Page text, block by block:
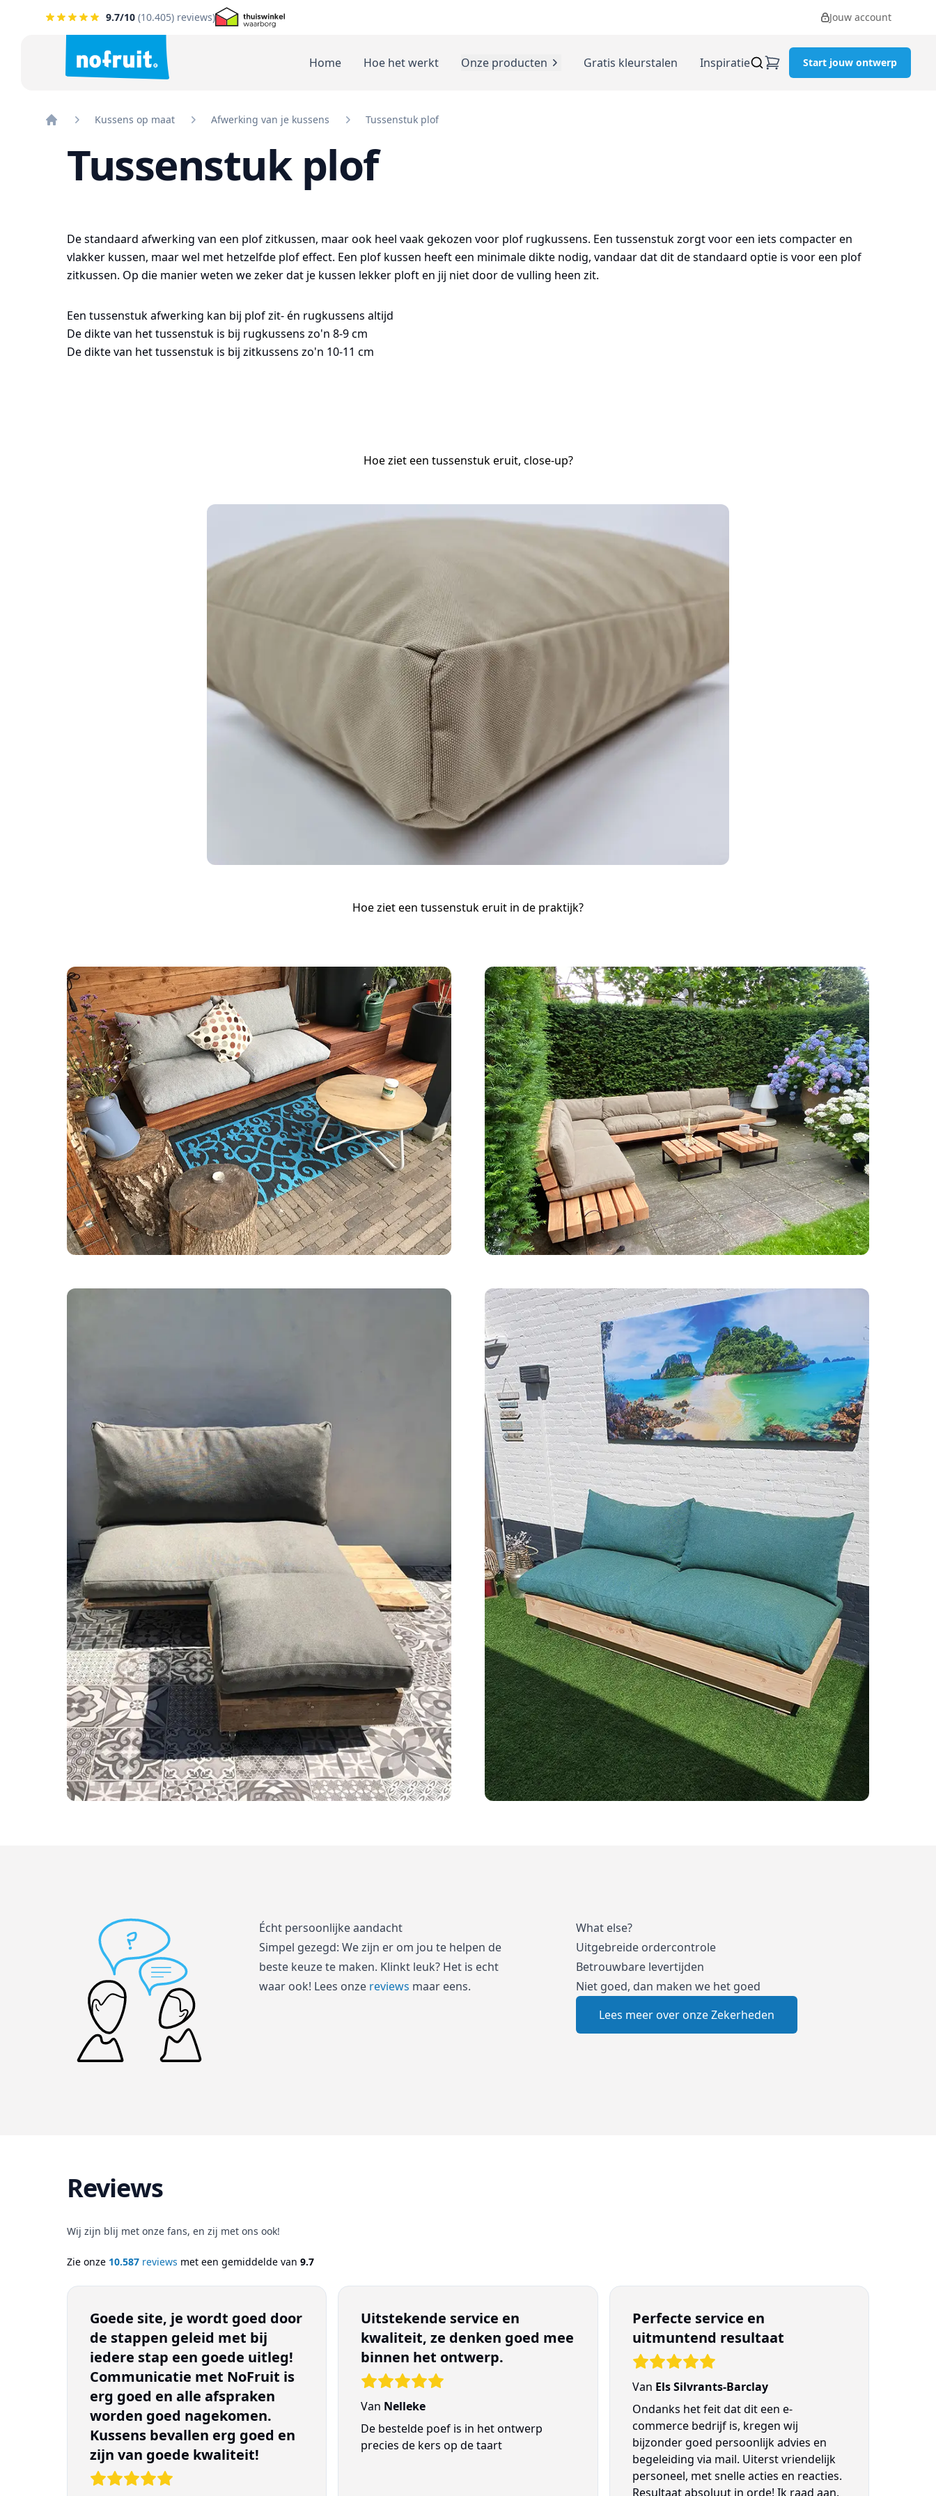
9.7/10 (10.405) reviews) Jouw account
Home Hoe het werkt Onze producten Gratis kleurstalen Inspiratie Start jouw ontwerp
Kussens op maat Afwerking van je kussens Tussenstuk plof
Tussenstuk plof
De standaard afwerking van een plof zitkussen, maar ook heel vaak gekozen voor plof rugkussens. Een tussenstuk zorgt voor een iets compacter en
vlakker kussen, maar wel met hetzelfde plof effect. Een plof kussen heeft een minimale dikte nodig, vandaar dat dit de standaard optie is voor een plof
zitkussen. Op die manier weten we zeker dat je kussen lekker ploft en jij niet door de vulling heen zit.
Een tussenstuk afwerking kan bij plof zit- én rugkussens altijd
De dikte van het tussenstuk is bij rugkussens zo'n 8-9 cm
De dikte van het tussenstuk is bij zitkussens zo'n 10-11 cm
Hoe ziet een tussenstuk eruit, close-up?
Hoe ziet een tussenstuk eruit in de praktijk?
Écht persoonlijke aandacht
Simpel gezegd: We zijn er om jou te helpen de
beste keuze te maken. Klinkt leuk? Het is echt
waar ook! Lees onze reviews maar eens.
What else?
Uitgebreide ordercontrole
Betrouwbare levertijden
Niet goed, dan maken we het goed
Lees meer over onze Zekerheden
Reviews
Wij zijn blij met onze fans, en zij met ons ook!
Zie onze 10.587 reviews met een gemiddelde van 9.7
Goede site, je wordt goed door
de stappen geleid met bij
iedere stap een goede uitleg!
Communicatie met NoFruit is
erg goed en alle afspraken
worden goed nagekomen.
Kussens bevallen erg goed en
zijn van goede kwaliteit!
Uitstekende service en
kwaliteit, ze denken goed mee
binnen het ontwerp.
Van Nelleke
De bestelde poef is in het ontwerp
precies de kers op de taart
Perfecte service en
uitmuntend resultaat
Van Els Silvrants-Barclay
Ondanks het feit dat dit een e-
commerce bedrijf is, kregen wij
bijzonder goed persoonlijk advies en
begeleiding via mail. Uiterst vriendelijk
personeel, met snelle acties en reacties.
Resultaat absoluut in orde! Ik raad aan.